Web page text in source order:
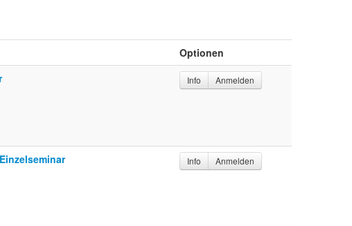
Optionen
Info Anmelden
Info Anmelden